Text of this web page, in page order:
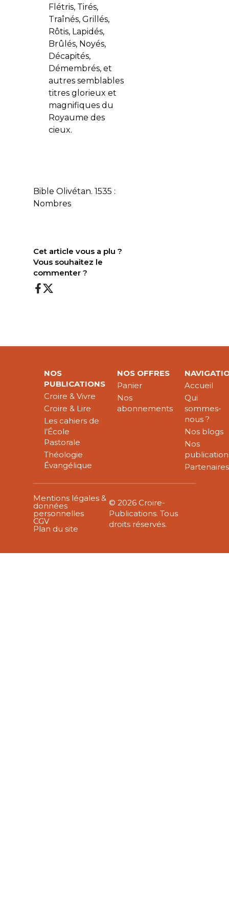
Flétris, Tirés,
Traînés, Grillés,
Rôtis, Lapidés,
Brûlés, Noyés,
Décapités,
Démembrés, et
autres semblables
titres glorieux et
magnifiques du
Royaume des
cieux.
Bible Olivétan. 1535 :
Nombres
Cet article vous a plu ?
Vous souhaitez le
commenter ?
NOS
PUBLICATIONS
Croire & Vivre
Croire & Lire
Les cahiers de
l’École
Pastorale
Théologie
Évangélique
NOS OFFRES
Panier
Nos
abonnements
Accueil
Qui
sommes-
nous ?
Nos blogs
Nos
Partenaires
Mentions légales &
données
personnelles
CGV
Plan du site
© 2026 Croire-
Publications. Tous
droits réservés.